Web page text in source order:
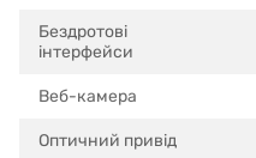
Бездротові
інтерфейси
Веб-камера
Оптичний привід